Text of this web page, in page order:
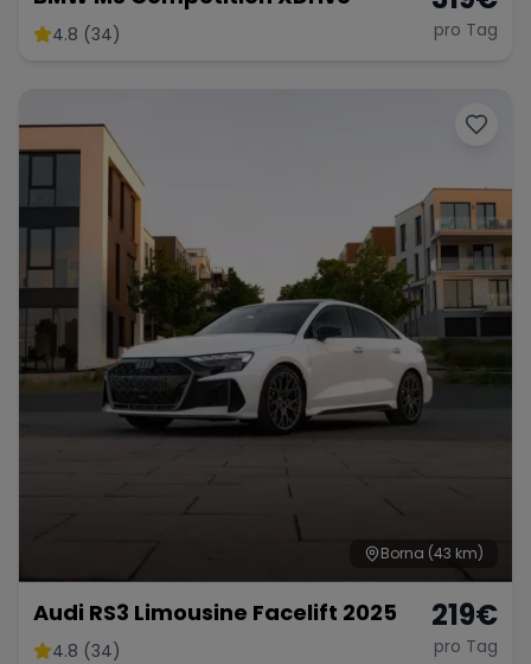
Bugatti
Range Rover
4.8 (34) pro Tag
Borna (43 km)
Audi RS3 Limousine Facelift 2025
4.8 (34)
219€
pro Tag